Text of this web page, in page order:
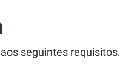
seguintes requisitos.